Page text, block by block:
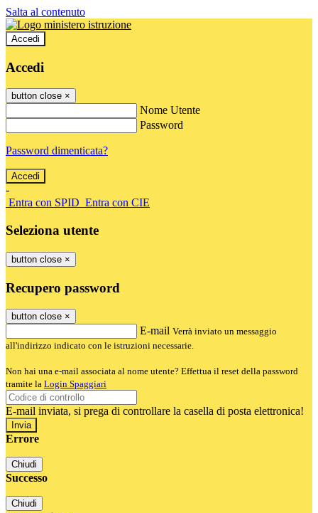
Salta al contenuto
Accedi
Accedi
button close ×
Nome Utente
Password
Password dimenticata?
-
Entra con SPID Entra con CIE
Seleziona utente
button close ×
Recupero password
button close ×
E-mail Verrà inviato un messaggio
all'indirizzo indicato con le istruzioni necessarie.
Non hai una e-mail associata al nome utente? Effettua il reset della password
tramite la Login Spaggiari
E-mail inviata, si prega di controllare la casella di posta elettronica!
Errore
Chiudi
Successo
Chiudi